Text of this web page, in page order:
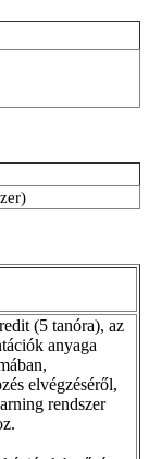
(5 tanóra), az
anyaga
elvégzéséről,
rendszer